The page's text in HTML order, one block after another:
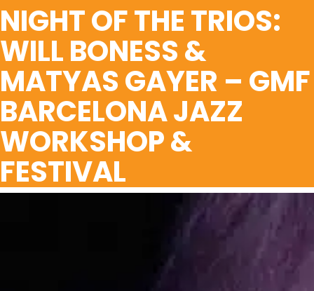
NIGHT OF THE TRIOS:
WILL BONESS &
MATYAS GAYER – GMF
BARCELONA JAZZ
WORKSHOP &
FESTIVAL